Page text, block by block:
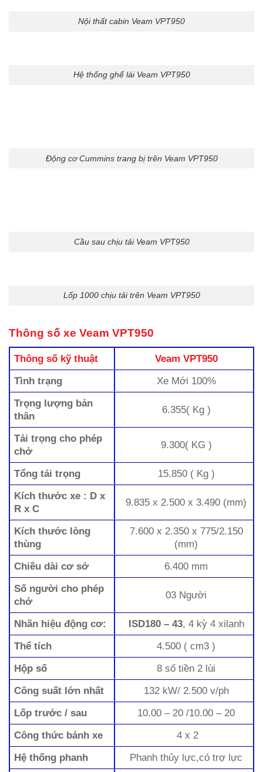
Nội thất cabin Veam VPT950
Hệ thống ghế lái Veam VPT950
Động cơ Cummins trang bị trên Veam VPT950
Cầu sau chịu tải Veam VPT950
Lốp 1000 chịu tải trên Veam VPT950
Thông số xe Veam VPT950
Thông số kỹ thuật
Veam VPT950
Tình trạng
Xe Mới 100%
Trọng lượng bản
thân
6.355( Kg )
Tải trọng cho phép
chở
9.300( KG )
Tổng tải trọng
15.850 ( Kg )
Kích thước xe : D x
R x C
9.835 x 2.500 x 3.490 (mm)
Kích thước lòng
thùng
7.600 x 2.350 x 775/2.150
(mm)
Chiều dài cơ sở
6.400 mm
Số người cho phép
chở
03 Người
Nhãn hiệu động cơ: ISD180 – 43, 4 kỳ 4 xilanh
Thể tích
4.500 ( cm3 )
Hộp số
8 số tiền 2 lùi
Công suất lớn nhất
132 kW/ 2.500 v/ph
Lốp trước / sau
10.00 – 20 /10.00 – 20
Công thức bánh xe
4 x 2
Hệ thống phanh
Phanh thủy lực,có trợ lực